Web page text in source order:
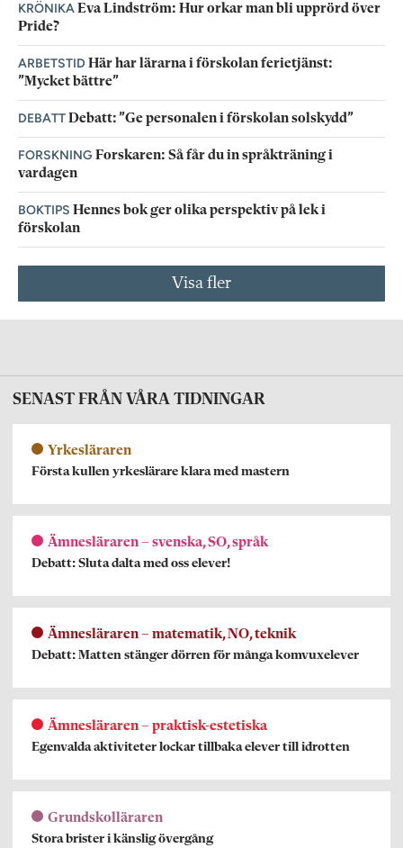
KRÖNIKAEva Lindström: Hur orkar man bli upprörd över
Pride?
ARBETSTIDHär har lärarna i förskolan ferietjänst:
”Mycket bättre”
DEBATTDebatt: ”Ge personalen i förskolan solskydd”
FORSKNING Forskaren: Så får du in språkträning i
vardagen
BOKTIPS Hennes bok ger olika perspektiv på lek i
förskolan
Visa fler
SENAST FRÅN VÅRA TIDNINGAR
Yrkesläraren
Första kullen yrkeslärare klara med mastern
Ämnesläraren – svenska, SO, språk
Debatt: Sluta dalta med oss elever!
Ämnesläraren – matematik, NO, teknik
Debatt: Matten stänger dörren för många komvuxelever
Ämnesläraren – praktisk-estetiska
Egenvalda aktiviteter lockar tillbaka elever till idrotten
Grundskolläraren
Stora brister i känslig övergång